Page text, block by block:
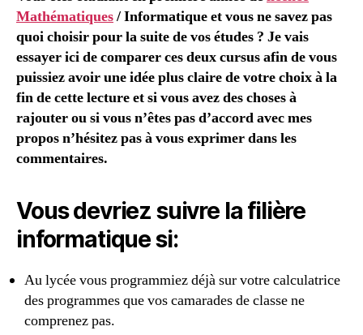
Mathématiques/ Informatique et vous ne savez pas
quoi choisir pour la suite de vos études ? Je vais
essayer ici de comparer ces deux cursus afin de vous
puissiez avoir une idée plus claire de votre choix à la
fin de cette lecture et si vous avez des choses à
rajouter ou si vous n’êtes pas d’accord avec mes
propos n’hésitez pas à vous exprimer dans les
commentaires.
Vous devriez suivre la filière
informatique si:
Au lycée vous programmiez déjà sur votre calculatrice
des programmes que vos camarades de classe ne
comprenez pas.